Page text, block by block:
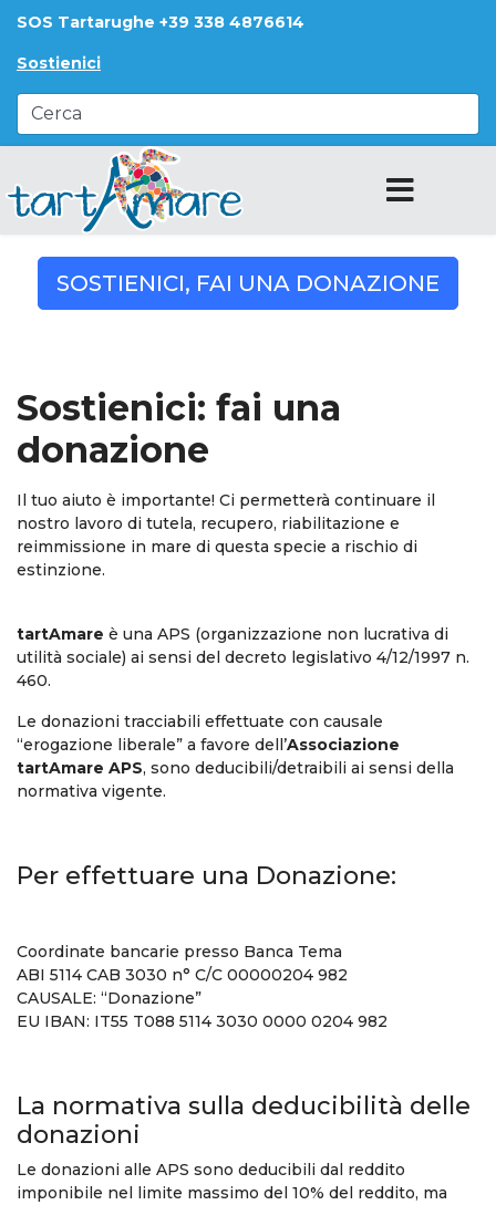
SOS Tartarughe +39 338 4876614
Sostienici
SOSTIENICI, FAI UNA DONAZIONE
Sostienici: fai una
donazione
Il tuo aiuto è importante! Ci permetterà continuare il
nostro lavoro di tutela, recupero, riabilitazione e
reimmissione in mare di questa specie a rischio di
estinzione.
tartAmare è una APS (organizzazione non lucrativa di
utilità sociale) ai sensi del decreto legislativo 4/12/1997 n.
460.
Le donazioni tracciabili effettuate con causale
“erogazione liberale” a favore dell’Associazione
tartAmare APS, sono deducibili/detraibili ai sensi della
normativa vigente.
Per effettuare una Donazione:
Coordinate bancarie presso Banca Tema
ABI 5114 CAB 3030 n° C/C 00000204 982
CAUSALE: “Donazione”
EU IBAN: IT55 T088 5114 3030 0000 0204 982
La normativa sulla deducibilità delle
donazioni
Le donazioni alle APS sono deducibili dal reddito
imponibile nel limite massimo del 10% del reddito, ma